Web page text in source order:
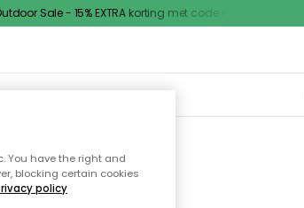
Sale - 15% EXTRA korting met code
You have the right and
blocking certain cookies
policy